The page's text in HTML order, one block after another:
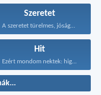
Szeretet
A szeretet türelmes, jóságos...
Hit
Ezért mondom nektek: higgyétek...